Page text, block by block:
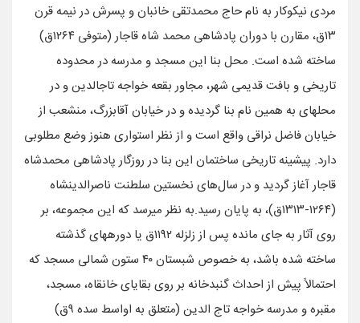
مردی نیکوکار به نام حاج محمدتقی خانبان و پسرش در نیمه قرن
۱۳ق، مقارن با دوران پادشاهی محمد شاه قاجار (متوفی ۱۲۶۴ق)
ساخته شده است. محل بنا این مسجد و مدرسه در محدوده
تاریخی و بافت قدیمی شهر، مجاور بقعه خواجه تاج‎الدین و در
محله‎ای به همین نام بنا گردیده و در خیابان آقابزرگ، منشعب از
خیابان فاضل نراقی واقع است و از نظر استواری هنوز وضع مطلوبی
دارد. پیشینه تاریخی ساختمان این بنا در روزگار پادشاهی محمدشاه
قاجار آغاز گردید و در سال‌های نخستین سلطنت ناصرالدین‎شاه
(۱۲۶۴-۱۳۱۳ق)، به پایان رسید.به نظر می‎رسد که این مجموعه، بر
روی آثار به جای مانده پس از زلزله ۱۱۹۲ق یا دوره‎های گذشته
ساخته شده باشد، به خصوص شبستان ۴۰ ستون شمالی مسجد که
احتمالاً پیش از احداث گنبدخانه بر روی بقایای خانقاه، مسجد،
مقبره و مدرسه خواجه ‎تاج‎ الدین (متعلق به اواسط سده ۹ق)